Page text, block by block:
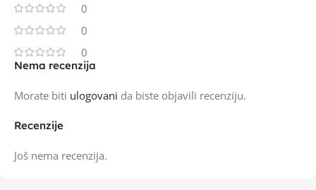
0
0
0
Recenzije
Još nema recenzija.
Nema recenzija
Morate biti ulogovani da biste objavili recenziju.